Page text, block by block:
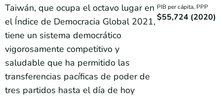
Taiwán, que ocupa el octavo lugar en
el Índice de Democracia Global 2021,
tiene un sistema democrático
vigorosamente competitivo y
saludable que ha permitido las
transferencias pacíficas de poder de
tres partidos hasta el día de hoy
PIB per cápita, PPP
$55,724 (2020)